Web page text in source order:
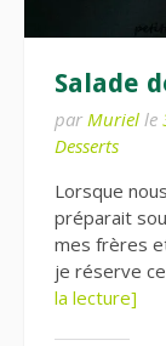
Salade
par Muriel le
Desserts
Lorsque
préparait
mes frères
je réserve
la lecture]